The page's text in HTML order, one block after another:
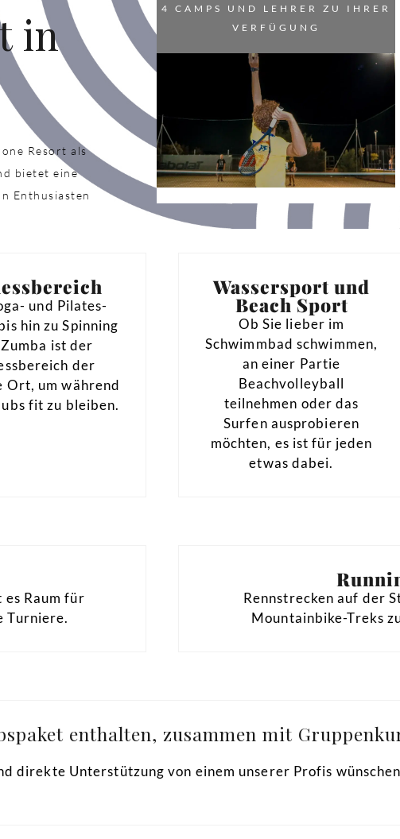
in
Resort als
bietet eine
Enthusiasten
4 CAMPS UND LEHRER ZU IHRER
VERFÜGUNG
und Pilates-
hin zu Spinning
ist der
der
Ort, um während
fit zu bleiben.
Wassersport und
Beach Sport
Ob Sie lieber im
Schwimmbad schwimmen,
an einer Partie
Beachvolleyball
teilnehmen oder das
Surfen ausprobieren
möchten, es ist für jeden
etwas dabei.
Raum für
Turniere.
Rennstrecken auf der
Mountainbike-Treks
enthalten, zusammen mit
direkte Unterstützung von einem unserer Profis